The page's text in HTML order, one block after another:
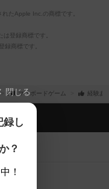
たApple Inc.の商標です。
登録商標です。
商標です。
マイボードゲーム 経験あ
閉じる
録し
？
！